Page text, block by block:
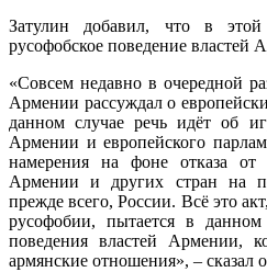
Затулин добавил, что в
русофобское поведение властей
«Совсем недавно в очередной
Армении рассуждал о
данном случае речь идёт об
Армении и европейского
намерения на фоне отказа от
Армении и других стран на
прежде всего, России. Всё это
русофобии, пытается в
поведения властей Армении,
армянские отношения», – сказал